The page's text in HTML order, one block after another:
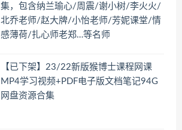
集，包含纳兰瑜心/周震/谢小树/李火火/
北乔老师/赵大牌/小怡老师/芳妮课堂/情
感薄荷/扎心师老郑…等名师
【已下架】23/22新版猴博士课程网课
MP4学习视频+PDF电子版文档笔记94G
网盘资源合集